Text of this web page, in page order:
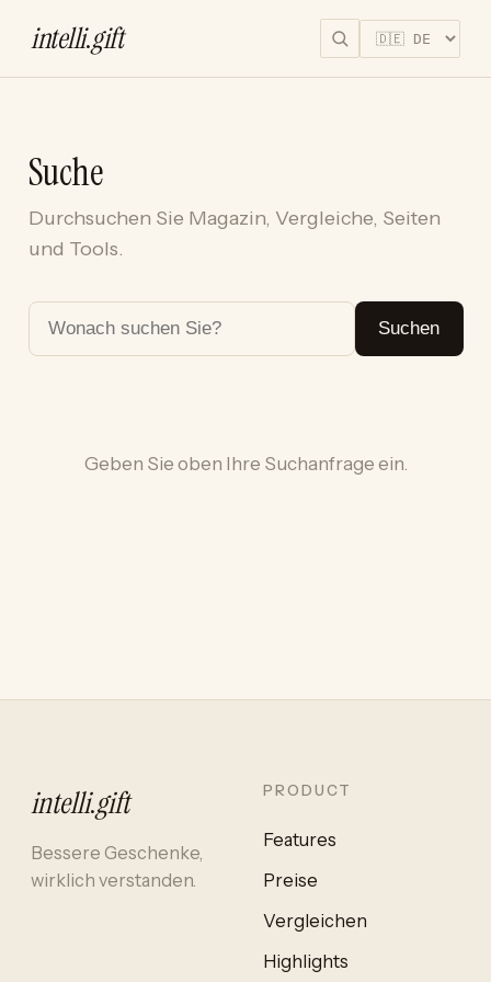
Suche
Durchsuchen Sie Magazin, Vergleiche, Seiten
und Tools.
Suchen
Geben Sie oben Ihre Suchanfrage ein.
intelli.gift
intelli.gift
Bessere Geschenke,
wirklich verstanden.
PRODUCT
Features
Preise
Vergleichen
Highlights